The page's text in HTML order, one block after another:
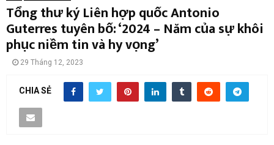
Tổng thư ký Liên hợp quốc Antonio
Guterres tuyên bố: ‘2024 – Năm của sự khôi
phục niềm tin và hy vọng’
29 Tháng 12, 2023
CHIA SẺ